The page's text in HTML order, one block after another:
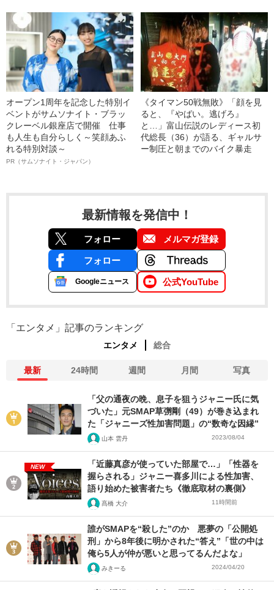
オープン1周年を記念した特別イ
ベントがサムソナイト・ブラッ
クレーベル銀座店で開催 仕事
も人生も自分らしく～笑顔あふ
れる特別対談～
PR（サムソナイト・ジャパン）
《タイマン50戦無敗》「顔を見
ると、『やばい。逃げろ』
と…」富山伝説のレディース初
代総長（36）が語る、ギャルサ
ー制圧と朝までのバイク暴走
最新情報を発信中！
フォロー メルマガ登録
フォロー
Googleニュース 公式YouTube
「エンタメ」記事のランキング
エンタメ 総合
最新 24時間 週間 月間 写真
「父の通夜の晩、息子を狙うジャニー氏に気
づいた」元SMAP草彅剛（49）が巻き込まれ
た「ジャニーズ性加害問題」の“数奇な因縁”
山本 雲丹 2023/08/04
NEW
「近藤真彦が使っていた部屋で…」「性器を
握らされる」ジャニー喜多川による性加害、
語り始めた被害者たち《徹底取材の裏側》
髙橋 大介 11時間前
誰がSMAPを“殺した”のか 悪夢の「公開処
刑」から8年後に明かされた“答え”「世の中は
俺ら5人が仲が悪いと思ってるんだよな」
みきーる 2024/04/20